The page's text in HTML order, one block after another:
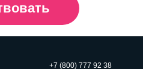
+7 (800) 777 92 38